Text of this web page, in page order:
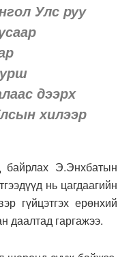
Улс руу
дээрх
хилээр
байрлах Э.Энхбатын
нь цагдаагийн
гүйцэтгэх ерөнхий
даалтад гаргажээ.